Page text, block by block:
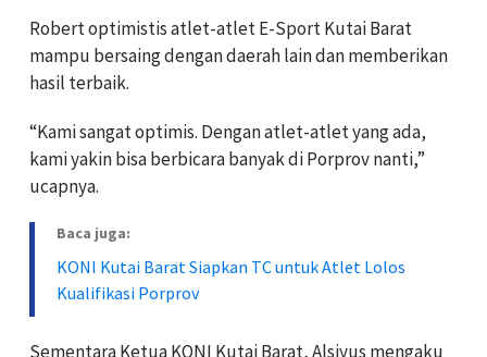
Robert optimistis atlet-atlet E-Sport Kutai Barat
mampu bersaing dengan daerah lain dan memberikan
hasil terbaik.
“Kami sangat optimis. Dengan atlet-atlet yang ada,
kami yakin bisa berbicara banyak di Porprov nanti,”
ucapnya.
Baca juga:
KONI Kutai Barat Siapkan TC untuk Atlet Lolos
Kualifikasi Porprov
Sementara Ketua KONI Kutai Barat, Alsiyus mengaku